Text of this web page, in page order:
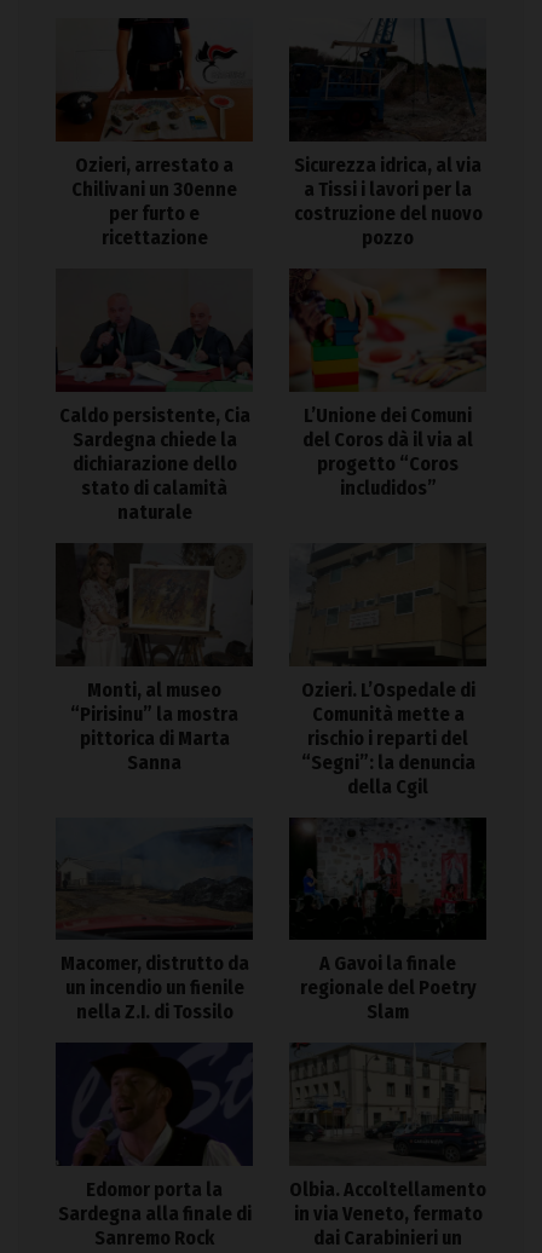
Ozieri, arrestato a
Chilivani un 30enne
per furto e
ricettazione
Sicurezza idrica, al via
a Tissi i lavori per la
costruzione del nuovo
pozzo
Caldo persistente, Cia
Sardegna chiede la
dichiarazione dello
stato di calamità
naturale
L’Unione dei Comuni
del Coros dà il via al
progetto “Coros
includidos”
Monti, al museo
“Pirisinu” la mostra
pittorica di Marta
Sanna
Ozieri. L’Ospedale di
Comunità mette a
rischio i reparti del
“Segni”: la denuncia
della Cgil
Macomer, distrutto da
un incendio un fienile
nella Z.I. di Tossilo
A Gavoi la finale
regionale del Poetry
Slam
Edomor porta la
Sardegna alla finale di
Sanremo Rock
Olbia. Accoltellamento
in via Veneto, fermato
dai Carabinieri un